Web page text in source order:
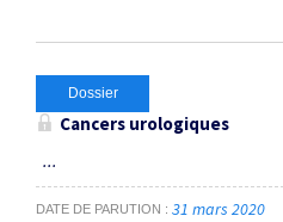
Dossier
Cancers urologiques
...
DATE DE PARUTION 31 mars 2020